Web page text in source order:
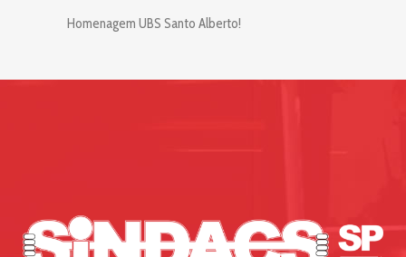
Homenagem UBS Santo Alberto!